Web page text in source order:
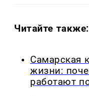
Читайте также:
Самарская
жизни:
работают